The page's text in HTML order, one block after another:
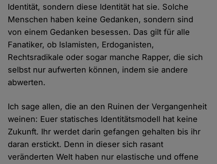
Identität, sondern diese Identität hat sie. Solche
Menschen haben keine Gedanken, sondern sind
von einem Gedanken besessen. Das gilt für alle
Fanatiker, ob Islamisten, Erdoganisten,
Rechtsradikale oder sogar manche Rapper, die sich
selbst nur aufwerten können, indem sie andere
abwerten.
Ich sage allen, die an den Ruinen der Vergangenheit
weinen: Euer statisches Identitätsmodell hat keine
Zukunft. Ihr werdet darin gefangen gehalten bis ihr
daran erstickt. Denn in dieser sich rasant
veränderten Welt haben nur elastische und offene